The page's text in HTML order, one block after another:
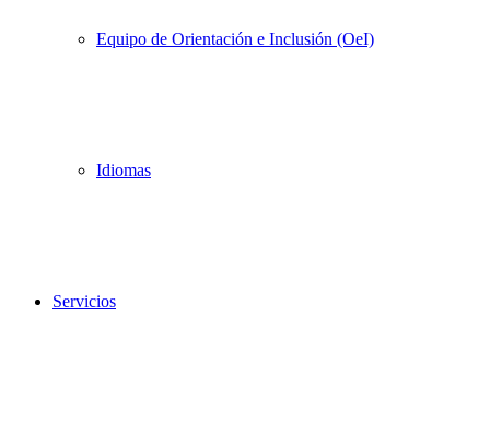
Equipo de Orientación e Inclusión (OeI)
Idiomas
Servicios